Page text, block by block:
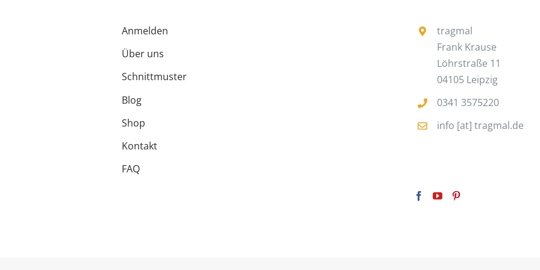
Anmelden
Über uns
Schnittmuster
Blog
Shop
Kontakt
FAQ
tragmal
Frank Krause
Löhrstraße 11
04105 Leipzig
0341 3575220
info [at] tragmal.de